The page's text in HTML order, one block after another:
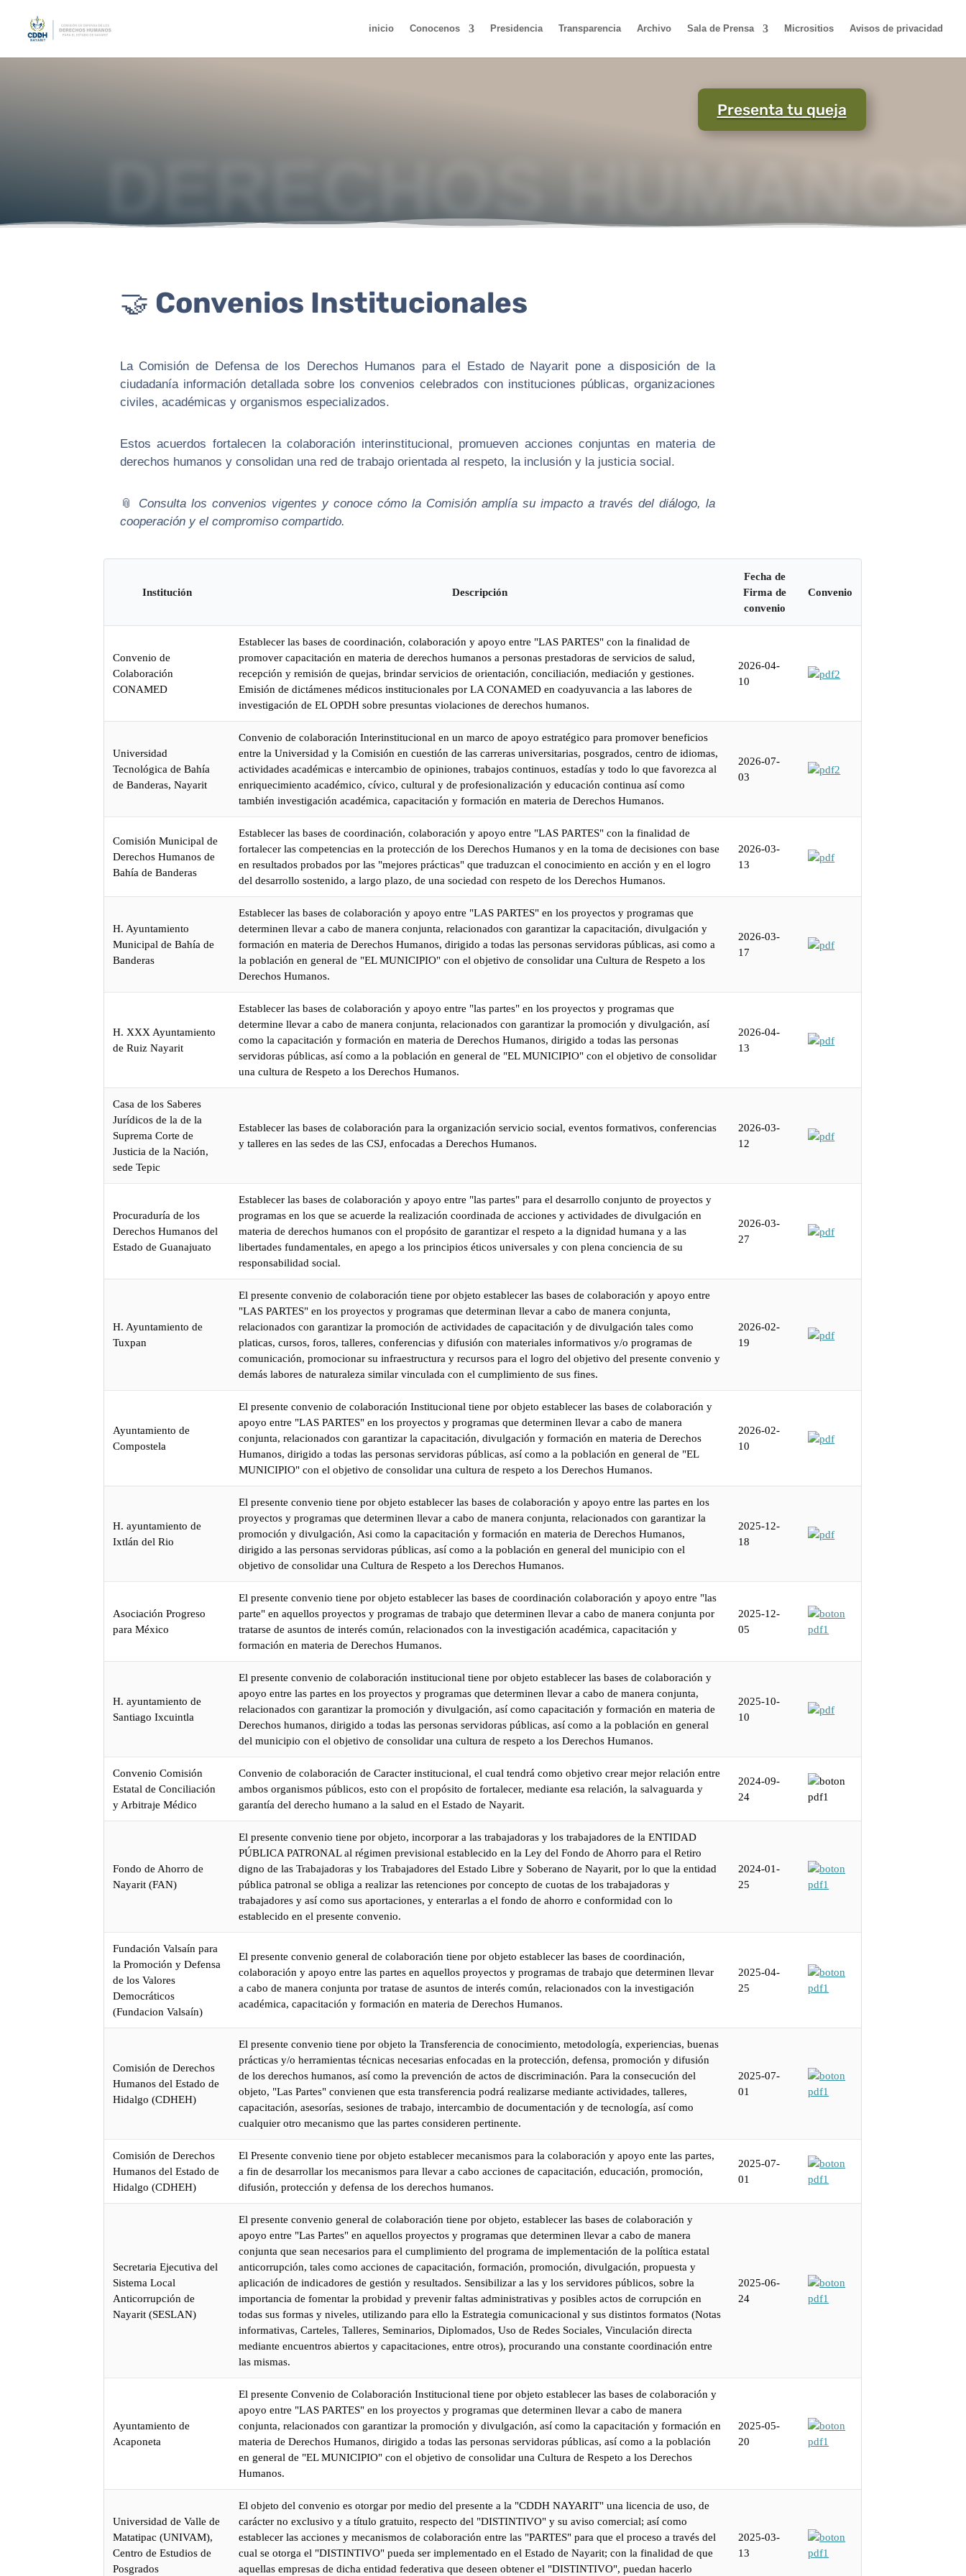
inicio Conocenos Presidencia Transparencia Archivo Sala de Prensa Micrositios Avisos de privacidad
Presenta tu queja
DERECHOS HUMANOS
🤝 Convenios Institucionales
La Comisión de Defensa de los Derechos Humanos para el Estado de Nayarit pone a disposición de la
ciudadanía información detallada sobre los convenios celebrados con instituciones públicas, organizaciones
civiles, académicas y organismos especializados.
Estos acuerdos fortalecen la colaboración interinstitucional, promueven acciones conjuntas en materia de
derechos humanos y consolidan una red de trabajo orientada al respeto, la inclusión y la justicia social.
📎 Consulta los convenios vigentes y conoce cómo la Comisión amplía su impacto a través del diálogo, la
cooperación y el compromiso compartido.
Institución Descripción
Fecha de
Firma de
convenio
Convenio
Convenio de
Colaboración
CONAMED
Establecer las bases de coordinación, colaboración y apoyo entre "LAS PARTES" con la finalidad de
promover capacitación en materia de derechos humanos a personas prestadoras de servicios de salud,
recepción y remisión de quejas, brindar servicios de orientación, conciliación, mediación y gestiones.
Emisión de dictámenes médicos institucionales por LA CONAMED en coadyuvancia a las labores de
investigación de EL OPDH sobre presuntas violaciones de derechos humanos.
2026-04-
10
Universidad
Tecnológica de Bahía
de Banderas, Nayarit
Convenio de colaboración Interinstitucional en un marco de apoyo estratégico para promover beneficios
entre la Universidad y la Comisión en cuestión de las carreras universitarias, posgrados, centro de idiomas,
actividades académicas e intercambio de opiniones, trabajos continuos, estadías y todo lo que favorezca al
enriquecimiento académico, cívico, cultural y de profesionalización y educación continua así como
también investigación académica, capacitación y formación en materia de Derechos Humanos.
2026-07-
03
Comisión Municipal de
Derechos Humanos de
Bahía de Banderas
Establecer las bases de coordinación, colaboración y apoyo entre "LAS PARTES" con la finalidad de
fortalecer las competencias en la protección de los Derechos Humanos y en la toma de decisiones con base
en resultados probados por las "mejores prácticas" que traduzcan el conocimiento en acción y en el logro
del desarrollo sostenido, a largo plazo, de una sociedad con respeto de los Derechos Humanos.
2026-03-
13
H. Ayuntamiento
Municipal de Bahía de
Banderas
Establecer las bases de colaboración y apoyo entre "LAS PARTES" en los proyectos y programas que
determinen llevar a cabo de manera conjunta, relacionados con garantizar la capacitación, divulgación y
formación en materia de Derechos Humanos, dirigido a todas las personas servidoras públicas, asi como a
la población en general de "EL MUNICIPIO" con el objetivo de consolidar una Cultura de Respeto a los
Derechos Humanos.
2026-03-
17
H. XXX Ayuntamiento
de Ruiz Nayarit
Establecer las bases de colaboración y apoyo entre "las partes" en los proyectos y programas que
determine llevar a cabo de manera conjunta, relacionados con garantizar la promoción y divulgación, así
como la capacitación y formación en materia de Derechos Humanos, dirigido a todas las personas
servidoras públicas, así como a la población en general de "EL MUNICIPIO" con el objetivo de consolidar
una cultura de Respeto a los Derechos Humanos.
2026-04-
13
Casa de los Saberes
Jurídicos de la de la
Suprema Corte de
Justicia de la Nación,
sede Tepic
Establecer las bases de colaboración para la organización servicio social, eventos formativos, conferencias
y talleres en las sedes de las CSJ, enfocadas a Derechos Humanos.
2026-03-
12
Procuraduría de los
Derechos Humanos del
Estado de Guanajuato
Establecer las bases de colaboración y apoyo entre "las partes" para el desarrollo conjunto de proyectos y
programas en los que se acuerde la realización coordinada de acciones y actividades de divulgación en
materia de derechos humanos con el propósito de garantizar el respeto a la dignidad humana y a las
libertades fundamentales, en apego a los principios éticos universales y con plena conciencia de su
responsabilidad social.
2026-03-
27
H. Ayuntamiento de
Tuxpan
El presente convenio de colaboración tiene por objeto establecer las bases de colaboración y apoyo entre
"LAS PARTES" en los proyectos y programas que determinan llevar a cabo de manera conjunta,
relacionados con garantizar la promoción de actividades de capacitación y de divulgación tales como
platicas, cursos, foros, talleres, conferencias y difusión con materiales informativos y/o programas de
comunicación, promocionar su infraestructura y recursos para el logro del objetivo del presente convenio y
demás labores de naturaleza similar vinculada con el cumplimiento de sus fines.
2026-02-
19
Ayuntamiento de
Compostela
El presente convenio de colaboración Institucional tiene por objeto establecer las bases de colaboración y
apoyo entre "LAS PARTES" en los proyectos y programas que determinen llevar a cabo de manera
conjunta, relacionados con garantizar la capacitación, divulgación y formación en materia de Derechos
Humanos, dirigido a todas las personas servidoras públicas, así como a la población en general de "EL
MUNICIPIO" con el objetivo de consolidar una cultura de respeto a los Derechos Humanos.
2026-02-
10
H. ayuntamiento de
Ixtlán del Rio
El presente convenio tiene por objeto establecer las bases de colaboración y apoyo entre las partes en los
proyectos y programas que determinen llevar a cabo de manera conjunta, relacionados con garantizar la
promoción y divulgación, Asi como la capacitación y formación en materia de Derechos Humanos,
dirigido a las personas servidoras públicas, así como a la población en general del municipio con el
objetivo de consolidar una Cultura de Respeto a los Derechos Humanos.
2025-12-
18
Asociación Progreso
para México
El presente convenio tiene por objeto establecer las bases de coordinación colaboración y apoyo entre "las
parte" en aquellos proyectos y programas de trabajo que determinen llevar a cabo de manera conjunta por
tratarse de asuntos de interés común, relacionados con la investigación académica, capacitación y
formación en materia de Derechos Humanos.
2025-12-
05
H. ayuntamiento de
Santiago Ixcuintla
El presente convenio de colaboración institucional tiene por objeto establecer las bases de colaboración y
apoyo entre las partes en los proyectos y programas que determinen llevar a cabo de manera conjunta,
relacionados con garantizar la promoción y divulgación, así como capacitación y formación en materia de
Derechos humanos, dirigido a todas las personas servidoras públicas, así como a la población en general
del municipio con el objetivo de consolidar una cultura de respeto a los Derechos Humanos.
2025-10-
10
Convenio Comisión
Estatal de Conciliación
y Arbitraje Médico
Convenio de colaboración de Caracter institucional, el cual tendrá como objetivo crear mejor relación entre
ambos organismos públicos, esto con el propósito de fortalecer, mediante esa relación, la salvaguarda y
garantía del derecho humano a la salud en el Estado de Nayarit.
2024-09-
24
Fondo de Ahorro de
Nayarit (FAN)
El presente convenio tiene por objeto, incorporar a las trabajadoras y los trabajadores de la ENTIDAD
PÚBLICA PATRONAL al régimen previsional establecido en la Ley del Fondo de Ahorro para el Retiro
digno de las Trabajadoras y los Trabajadores del Estado Libre y Soberano de Nayarit, por lo que la entidad
pública patronal se obliga a realizar las retenciones por concepto de cuotas de los trabajadoras y
trabajadores y así como sus aportaciones, y enterarlas a el fondo de ahorro e conformidad con lo
establecido en el presente convenio.
2024-01-
25
Fundación Valsaín para
la Promoción y Defensa
de los Valores
Democráticos
(Fundacion Valsaín)
El presente convenio general de colaboración tiene por objeto establecer las bases de coordinación,
colaboración y apoyo entre las partes en aquellos proyectos y programas de trabajo que determinen llevar
a cabo de manera conjunta por tratase de asuntos de interés común, relacionados con la investigación
académica, capacitación y formación en materia de Derechos Humanos.
2025-04-
25
Comisión de Derechos
Humanos del Estado de
Hidalgo (CDHEH)
El presente convenio tiene por objeto la Transferencia de conocimiento, metodología, experiencias, buenas
prácticas y/o herramientas técnicas necesarias enfocadas en la protección, defensa, promoción y difusión
de los derechos humanos, así como la prevención de actos de discriminación. Para la consecución del
objeto, "Las Partes" convienen que esta transferencia podrá realizarse mediante actividades, talleres,
capacitación, asesorías, sesiones de trabajo, intercambio de documentación y de tecnología, así como
cualquier otro mecanismo que las partes consideren pertinente.
2025-07-
01
Comisión de Derechos
Humanos del Estado de
Hidalgo (CDHEH)
El Presente convenio tiene por objeto establecer mecanismos para la colaboración y apoyo ente las partes,
a fin de desarrollar los mecanismos para llevar a cabo acciones de capacitación, educación, promoción,
difusión, protección y defensa de los derechos humanos.
2025-07-
01
Secretaria Ejecutiva del
Sistema Local
Anticorrupción de
Nayarit (SESLAN)
El presente convenio general de colaboración tiene por objeto, establecer las bases de colaboración y
apoyo entre "Las Partes" en aquellos proyectos y programas que determinen llevar a cabo de manera
conjunta que sean necesarios para el cumplimiento del programa de implementación de la política estatal
anticorrupción, tales como acciones de capacitación, formación, promoción, divulgación, propuesta y
aplicación de indicadores de gestión y resultados. Sensibilizar a las y los servidores públicos, sobre la
importancia de fomentar la probidad y prevenir faltas administrativas y posibles actos de corrupción en
todas sus formas y niveles, utilizando para ello la Estrategia comunicacional y sus distintos formatos (Notas
informativas, Carteles, Talleres, Seminarios, Diplomados, Uso de Redes Sociales, Vinculación directa
mediante encuentros abiertos y capacitaciones, entre otros), procurando una constante coordinación entre
las mismas.
2025-06-
24
Ayuntamiento de
Acaponeta
El presente Convenio de Colaboración Institucional tiene por objeto establecer las bases de colaboración y
apoyo entre "LAS PARTES" en los proyectos y programas que determinen llevar a cabo de manera
conjunta, relacionados con garantizar la promoción y divulgación, así como la capacitación y formación en
materia de Derechos Humanos, dirigido a todas las personas servidoras públicas, así como a la población
en general de "EL MUNICIPIO" con el objetivo de consolidar una Cultura de Respeto a los Derechos
Humanos.
2025-05-
20
Universidad de Valle de
Matatipac (UNIVAM),
Centro de Estudios de
Posgrados
El objeto del convenio es otorgar por medio del presente a la "CDDH NAYARIT" una licencia de uso, de
carácter no exclusivo y a título gratuito, respecto del "DISTINTIVO" y su aviso comercial; así como
establecer las acciones y mecanismos de colaboración entre las "PARTES" para que el proceso a través del
cual se otorga el "DISTINTIVO" pueda ser implementado en el Estado de Nayarit; con la finalidad de que
aquellas empresas de dicha entidad federativa que deseen obtener el "DISTINTIVO", puedan hacerlo
2025-03-
13